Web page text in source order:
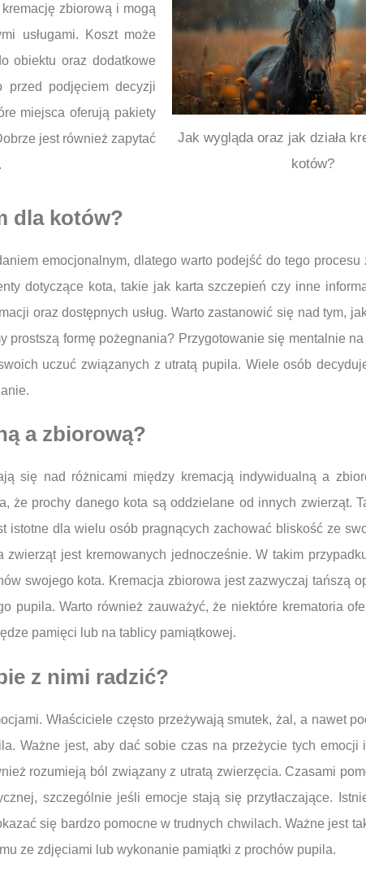
Jak wygląda oraz jak działa
kotów?
zbiorową i mogą
usługami. Koszt może
obiektu oraz dodatkowe
przed podjęciem decyzji
miejsca oferują pakiety
jest również zapytać
dla kotów?
emocjonalnym, dlatego warto podejść do tego procesu
dotyczące kota, takie jak karta szczepień czy inne
oraz dostępnych usług. Warto zastanowić się nad tym,
formę pożegnania? Przygotowanie się mentalnie
uczuć związanych z utratą pupila. Wiele osób
a zbiorową?
się nad różnicami między kremacją indywidualną a
że prochy danego kota są oddzielane od innych zwierząt.
istotne dla wielu osób pragnących zachować bliskość ze
jest kremowanych jednocześnie. W takim
swojego kota. Kremacja zbiorowa jest zazwyczaj tańszą
pupila. Warto również zauważyć, że niektóre krematoria
pamięci lub na tablicy pamiątkowej.
z nimi radzić?
Właściciele często przeżywają smutek, żal, a nawet
Ważne jest, aby dać sobie czas na przeżycie tych emocji
rozumieją ból związany z utratą zwierzęcia. Czasami
szczególnie jeśli emocje stają się przytłaczające.
się bardzo pomocne w trudnych chwilach. Ważne jest
ze zdjęciami lub wykonanie pamiątki z prochów pupila.